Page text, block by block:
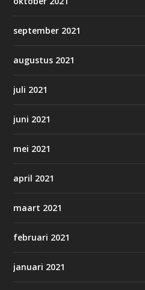
september 2021
augustus 2021
juli 2021
juni 2021
mei 2021
april 2021
maart 2021
februari 2021
januari 2021